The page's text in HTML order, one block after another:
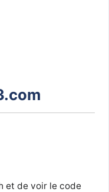
et de voir le code